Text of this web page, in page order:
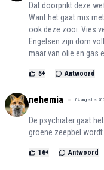
Dat doorprikt deze
Want het gaat mis
ook deze zooi. Vies
Engelsen zijn dom
maar van olie en gas
5+ Antwoord
nehemia 04 augustus
De psychiater gaat
groene zeepbel
16+ Antwoord